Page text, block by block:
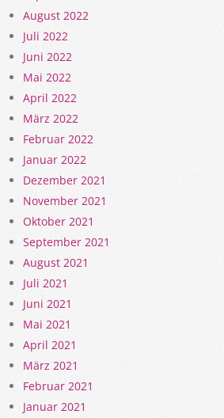
August 2022
Juli 2022
Juni 2022
Mai 2022
April 2022
März 2022
Februar 2022
Januar 2022
Dezember 2021
November 2021
Oktober 2021
September 2021
August 2021
Juli 2021
Juni 2021
Mai 2021
April 2021
März 2021
Februar 2021
Januar 2021